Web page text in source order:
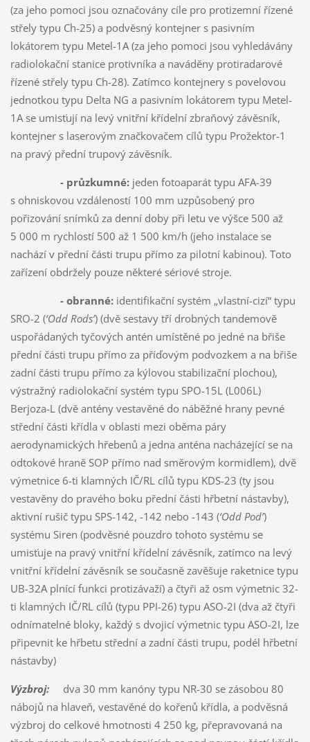
(za jeho pomoci jsou označovány cíle pro protizemní řízené
střely typu Ch-25) a podvěsný kontejner s pasivním
lokátorem typu Metel-1A (za jeho pomoci jsou vyhledávány
radiolokační stanice protivníka a naváděny protiradarové
řízené střely typu Ch-28). Zatímco kontejnery s povelovou
jednotkou typu Delta NG a pasivním lokátorem typu Metel-
1A se umisťují na levý vnitřní křídelní zbraňový závěsník,
kontejner s laserovým značkovačem cílů typu Prožektor-1
na pravý přední trupový závěsník.
- průzkumné: jeden fotoaparát typu AFA-39
s ohniskovou vzdáleností 100 mm uzpůsobený pro
pořizování snímků za denní doby při letu ve výšce 500 až
5 000 m rychlostí 500 až 1 500 km/h (jeho instalace se
nachází v přední části trupu přímo za pilotní kabinou). Toto
zařízení obdržely pouze některé sériové stroje.
- obranné:identifikační systém „vlastní-cizí“ typu
SRO-2 (‘Odd Rods’) (dvě sestavy tří drobných tandemově
uspořádaných tyčových antén umístěné po jedné na břiše
přední části trupu přímo za příďovým podvozkem a na břiše
zadní části trupu přímo za kýlovou stabilizační plochou),
výstražný radiolokační systém typu SPO-15L (L006L)
Berjoza-L (dvě antény vestavěné do náběžné hrany pevné
střední části křídla v oblasti mezi oběma páry
aerodynamických hřebenů a jedna anténa nacházející se na
odtokové hraně SOP přímo nad směrovým kormidlem), dvě
výmetnice 6-ti klamných IČ/RL cílů typu KDS-23 (ty jsou
vestavěny do pravého boku přední části hřbetní nástavby),
aktivní rušič typu SPS-142, -142 nebo -143 (‘Odd Pod’)
systému Siren (podvěsné pouzdro tohoto systému se
umisťuje na pravý vnitřní křídelní závěsník, zatímco na levý
vnitřní křídelní závěsník se současně zavěšuje raketnice typu
UB-32A plnící funkci protizávaží) a čtyři až osm výmetnic 32-
ti klamných IČ/RL cílů (typu PPI-26) typu ASO-2I (dva až čtyři
odnímatelné bloky, každý s dvojicí výmetnic typu ASO-2I, lze
připevnit ke hřbetu střední a zadní části trupu, podél hřbetní
nástavby)
Výzbroj:dva 30 mm kanóny typu NR-30 se zásobou 80
nábojů na hlaveň, vestavěné do kořenů křídla, a podvěsná
výzbroj do celkové hmotnosti 4 250 kg, přepravovaná na